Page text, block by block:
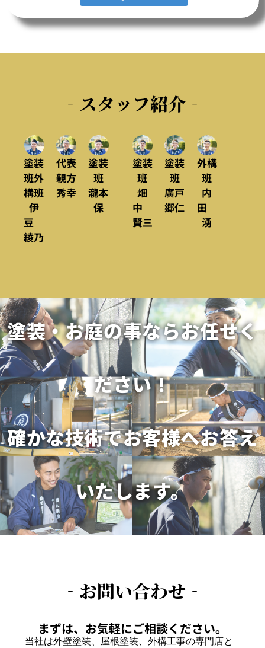
‐スタッフ紹介‐
塗装
班外
構班
伊
豆
綾乃
代表
親方
秀幸
塗装
班
瀧本
保
塗装
班
畑
中
賢三
塗装
班
廣戸
郷仁
外構
班
内
田
湧
塗装・お庭の事ならお任せく
ださい！
確かな技術でお客様へお答え
いたします。
‐お問い合わせ‐
まずは、お気軽にご相談ください。
当社は外壁塗装、屋根塗装、外構工事の専門店と